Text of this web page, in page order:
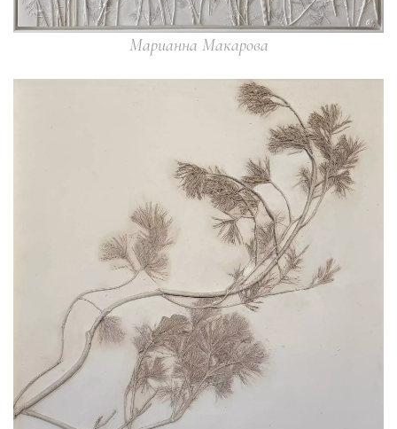
Марианна Макарова